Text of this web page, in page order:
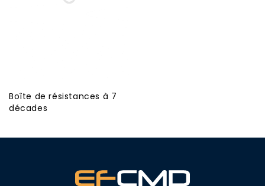
Boîte de résistances à 7
décades